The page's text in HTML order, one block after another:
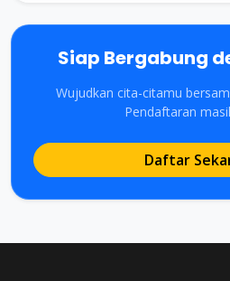
Siap Bergabung
Wujudkan cita-citamu
Pendaftaran
Daftar